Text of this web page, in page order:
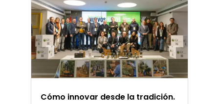
Cómo innovar desde la tradición.